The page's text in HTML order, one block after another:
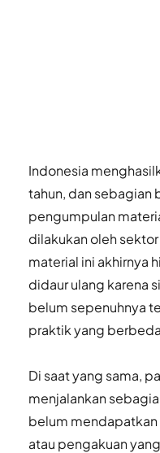
Indonesia
tahun, dan sebagian
pengumpulan
dilakukan oleh
material ini akhirnya
didaur ulang karena
belum sepenuhnya
praktik yang
Di saat yang sama,
menjalankan
belum mendapatkan
atau pengakuan